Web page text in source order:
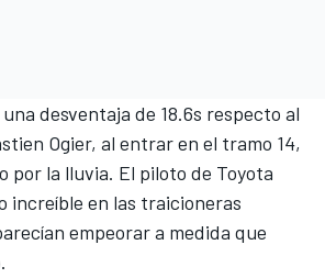
desventaja de 18.6s respecto al
Ogier, al entrar en el tramo 14,
por la lluvia. El piloto de Toyota
increíble en las traicioneras
empeorar a medida que